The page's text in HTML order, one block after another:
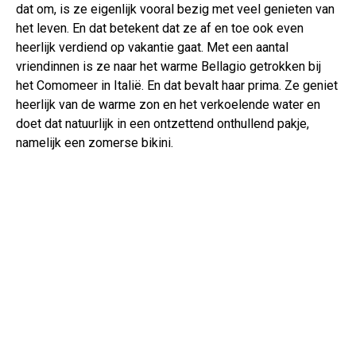
dat om, is ze eigenlijk vooral bezig met veel genieten van
het leven. En dat betekent dat ze af en toe ook even
heerlijk verdiend op vakantie gaat. Met een aantal
vriendinnen is ze naar het warme Bellagio getrokken bij
het Comomeer in Italië. En dat bevalt haar prima. Ze geniet
heerlijk van de warme zon en het verkoelende water en
doet dat natuurlijk in een ontzettend onthullend pakje,
namelijk een zomerse bikini.